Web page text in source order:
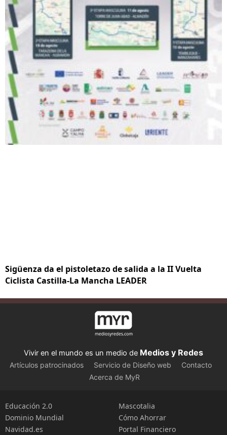
Sigüenza da el pistoletazo de salida a la II Vuelta
Ciclista Castilla-La Mancha LEADER
Vivir en el mundo es un medio de Medios y Redes
Artículos patrocinados Servicio de Diseño web
Contacto
Acerca de MyR
Educación 2.0
Dominio Mundial
Navidad.es
Mascotalia
Cómo Ahorrar
Portal Financiero